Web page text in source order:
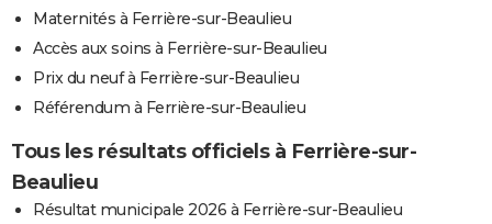
Maternités à Ferrière-sur-Beaulieu
Accès aux soins à Ferrière-sur-Beaulieu
Prix du neuf à Ferrière-sur-Beaulieu
Référendum à Ferrière-sur-Beaulieu
Tous les résultats officiels à Ferrière-sur-
Beaulieu
Résultat municipale 2026 à Ferrière-sur-Beaulieu